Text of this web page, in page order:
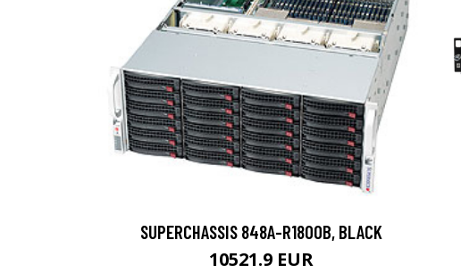
SUPERCHASSIS 848A-R1800B, BLACK
10521.9 EUR